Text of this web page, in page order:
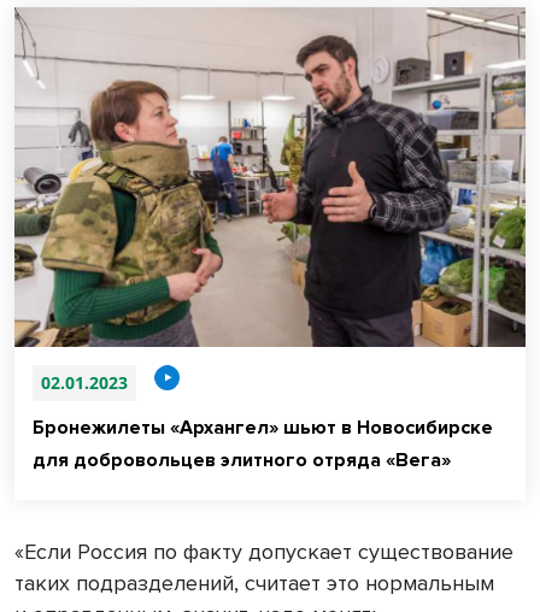
02.01.2023
Бронежилеты «Архангел» шьют в Новосибирске
для добровольцев элитного отряда «Вега»
«Если Россия по факту допускает существование
таких подразделений, считает это нормальным